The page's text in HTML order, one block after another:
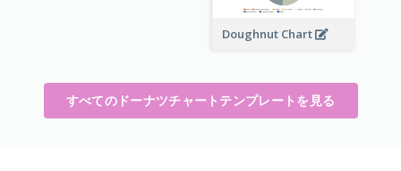
Doughnut Chart
すべてのドーナツチャートテンプレートを見る